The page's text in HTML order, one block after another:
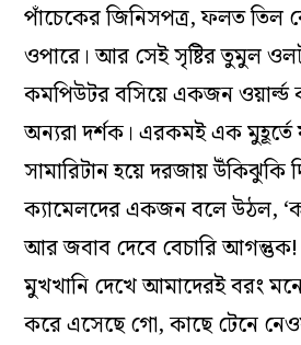
পাঁচেকের জিনিসপত্র, ফলত তিল
ওপারে। আর সেই সৃষ্টির তুমুল
কমপিউটর বসিয়ে একজন ওয়ার্ল্ড
অন্যরা দর্শক। এরকমই এক
সামারিটান হয়ে দরজায় উঁকিঝুকি
ক্যামেলদের একজন বলে উঠল,
আর জবাব দেবে বেচারি আগন্তুক!
মুখখানি দেখে আমাদেরই বরং
করে এসেছে গো, কাছে টেনে